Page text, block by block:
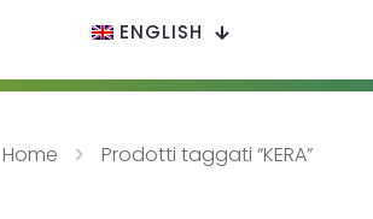
ENGLISH
Home Prodotti taggati “KERA”